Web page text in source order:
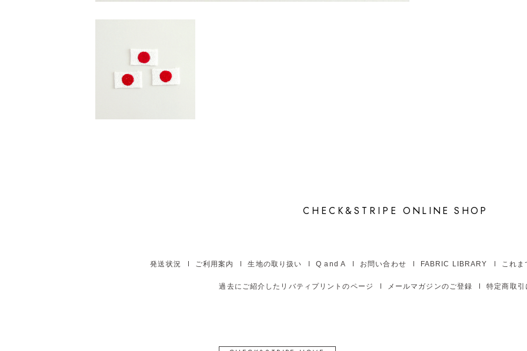
CHECK&STRIPE ONLINE SHOP
発送状況 ご利用案内 生地の取り扱い Q and A お問い合わせ FABRIC LIBRARY これま
過去にご紹介したリバティプリントのページ メールマガジンのご登録 特定商取引